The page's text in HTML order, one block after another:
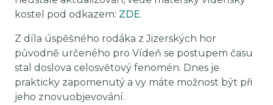
kostel pod odkazem: ZDE.
Z díla úspěšného rodáka z Jizerských hor
původně určeného pro Vídeň se postupem času
stal doslova celosvětový fenomén. Dnes je
prakticky zapomenutý a vy máte možnost být při
jeho znovuobjevování.